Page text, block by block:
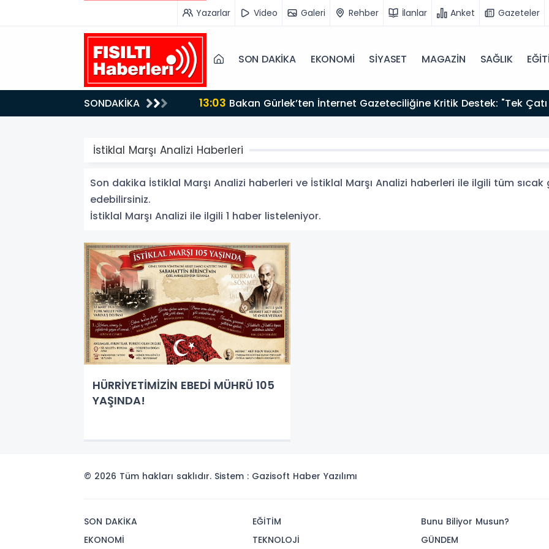
Yazarlar Video Galeri Rehber İlanlar Anket Gazeteler
SON DAKİKA EKONOMİ SİYASET MAGAZİN SAĞLIK
SONDAKİKA 13:03
Düzenlemeye Hazırız"
İstiklal Marşı Analizi Haberleri
Son dakika İstiklal Marşı Analizi haberleri ve İstiklal Marşı Analizi haberleri ile ilgili tüm
edebilirsiniz.
İstiklal Marşı Analizi ile ilgili 1 haber listeleniyor.
HÜRRİYETİMİZİN EBEDİ MÜHRÜ 105
YAŞINDA!
© 2026 Tüm hakları saklıdır. Sistem : Gazisoft Haber Yazılımı
SON DAKİKA
EKONOMİ
EĞİTİM
TEKNOLOJİ
Bunu Biliyor Musun?
GÜNDEM